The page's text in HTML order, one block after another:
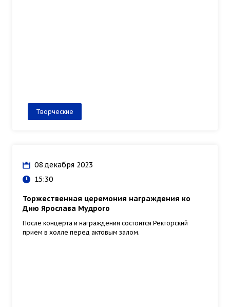
Творческие
08 декабря 2023
15:30
Торжественная церемония награждения ко
Дню Ярослава Мудрого
После концерта и награждения состоится Ректорский
прием в холле перед актовым залом.